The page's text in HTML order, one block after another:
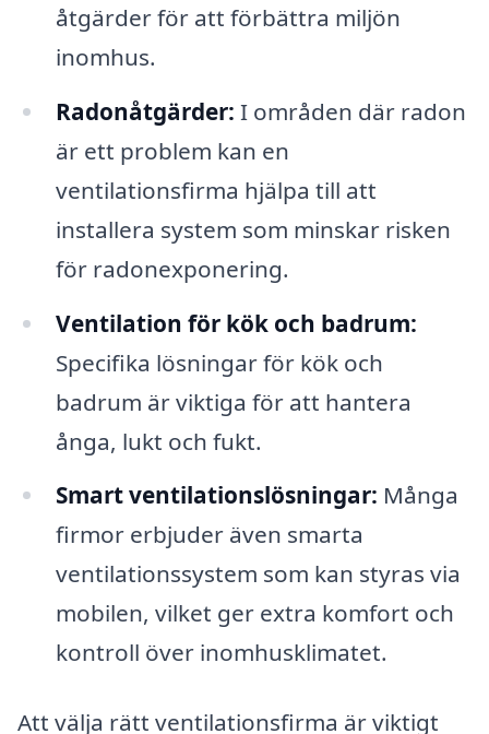
åtgärder för att förbättra miljön
inomhus.
Radonåtgärder: I områden där radon
är ett problem kan en
ventilationsfirma hjälpa till att
installera system som minskar risken
för radonexponering.
Ventilation för kök och badrum:
Specifika lösningar för kök och
badrum är viktiga för att hantera
ånga, lukt och fukt.
Smart ventilationslösningar: Många
firmor erbjuder även smarta
ventilationssystem som kan styras via
mobilen, vilket ger extra komfort och
kontroll över inomhusklimatet.
Att välja rätt ventilationsfirma är viktigt